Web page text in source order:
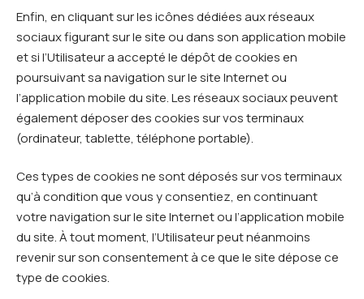
Enfin, en cliquant sur les icônes dédiées aux réseaux
sociaux figurant sur le site ou dans son application mobile
et si l’Utilisateur a accepté le dépôt de cookies en
poursuivant sa navigation sur le site Internet ou
l’application mobile du site. Les réseaux sociaux peuvent
également déposer des cookies sur vos terminaux
(ordinateur, tablette, téléphone portable).
Ces types de cookies ne sont déposés sur vos terminaux
qu’à condition que vous y consentiez, en continuant
votre navigation sur le site Internet ou l’application mobile
du site. À tout moment, l’Utilisateur peut néanmoins
revenir sur son consentement à ce que le site dépose ce
type de cookies.